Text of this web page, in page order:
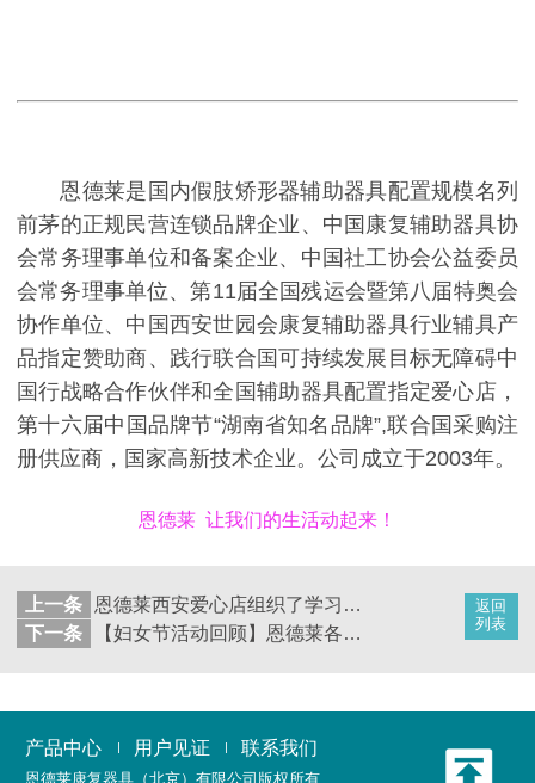
恩德莱是国内假肢矫形器辅助器具配置规模名列
前茅的正规民营连锁品牌企业、中国康复辅助器具协
会常务理事单位和备案企业、中国社工协会公益委员
会常务理事单位、第11届全国残运会暨第八届特奥会
协作单位、中国西安世园会康复辅助器具行业辅具产
品指定赞助商、践行联合国可持续发展目标无障碍中
国行战略合作伙伴和全国辅助器具配置指定爱心店，
第十六届中国品牌节“湖南省知名品牌”,联合国采购注
册供应商，国家高新技术企业。公司成立于2003年。
恩德莱 让我们的生活动起来！
返回
列表
上一条
恩德莱西安爱心店组织了学习交流会，深入探讨了恩德莱品牌的核心竞争力和其差异化发展。
下一条
【妇女节活动回顾】恩德莱各地爱心店组织线下活动欢度节日
产品中心 用户见证 联系我们
恩德莱康复器具（北京）有限公司 版权所有